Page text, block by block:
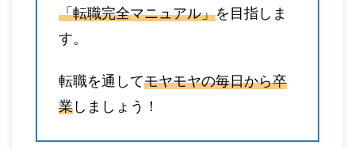
「転職完全マニュアル」を目指しま
す。
転職を通してモヤモヤの毎日から卒
業 しましょう！